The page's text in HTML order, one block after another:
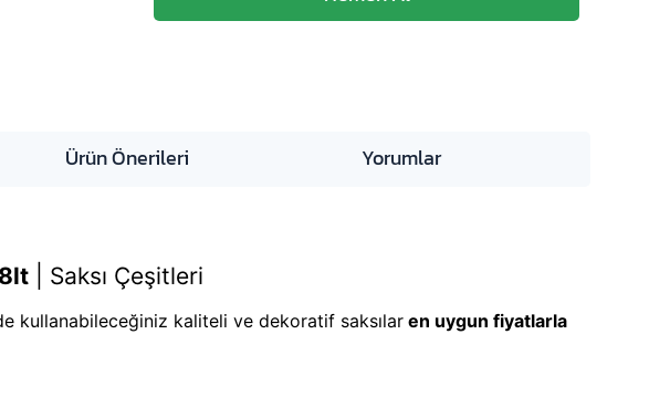
Ürün Önerileri Yorumlar
Saksı Çeşitleri
kullanabileceğiniz kaliteli ve dekoratif saksılaren uygun fiyatlarla